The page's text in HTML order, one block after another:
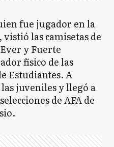
fue jugador en la
las camisetas de
y Fuerte
físico de las
Estudiantes. A
juveniles y llegó a
de AFA de